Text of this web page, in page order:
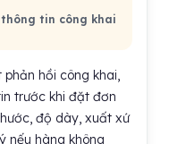
tin công khai
hồi công khai,
trước khi đặt đơn
độ dày, xuất xứ
nếu hàng không